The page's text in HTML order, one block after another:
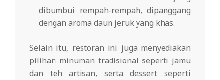
dibumbui rempah-rempah, dipanggang
dengan aroma daun jeruk yang khas.
Selain itu, restoran ini juga menyediakan
pilihan minuman tradisional seperti jamu
dan teh artisan, serta dessert seperti